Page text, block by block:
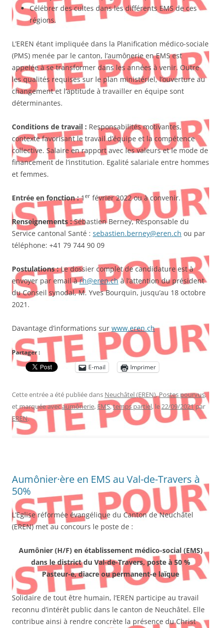
Célébrer des cultes dans les différents EMS de ces
régions.
L’EREN étant impliquée dans la Planification médico-sociale
(PMS) menée par le canton, l’aumônerie en EMS est
appelée à se transformer dans les années à venir. Outre
les qualités requises sur le plan ministériel, l’ouverture au
changement et l’aptitude à travailler en équipe sont
déterminantes.
Conditions de travail : Responsabilités motivantes,
contexte favorisant le travail d’équipe et la compétence
collective. Salaire en rapport avec les valeurs et le mode de
financement de l’institution. Egalité salariale entre hommes
et femmes.
Entrée en fonction :1 er février 2022 ou à convenir.
Renseignements :Sébastien Berney, Responsable du
Service cantonal Santé : sebastien.berney@eren.ch ou par
téléphone: +41 79 744 90 09
Postulations :Le dossier complet de candidature est à
envoyer par email àrh@eren.chà l’attention du président
du Conseil synodal, M. Yves Bourquin, jusqu’au 18 octobre
2021.
Davantage d’informations sur www.eren.ch
Partager :
E-mail
Imprimer
Cette entrée a été publiée dans Neuchâtel (EREN),Postes pourvus,
et marquée avecaumônerie, EMS,temps partiel, le22/09/2021par
EREN.
Aumônier·ère en EMS au Val-de-Travers à
50%
L’Eglise réformée évangélique du Canton de Neuchâtel
(EREN) met au concours le poste de :
Aumônier (H/F) en établissement médico-social (EMS)
dans le district du Val-de-Travers, poste à 50 %
Pasteur-e, diacre ou permanent-e laïque
Solidaire de tout être humain, l’EREN participe au travail
reconnu d’intérêt public dans le canton de Neuchâtel. Elle
contribue ainsi à rendre concrète la présence du Christ